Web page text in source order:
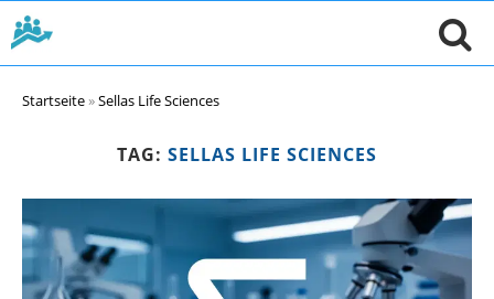
Startseite»Sellas Life Sciences
TAG: SELLAS LIFE SCIENCES